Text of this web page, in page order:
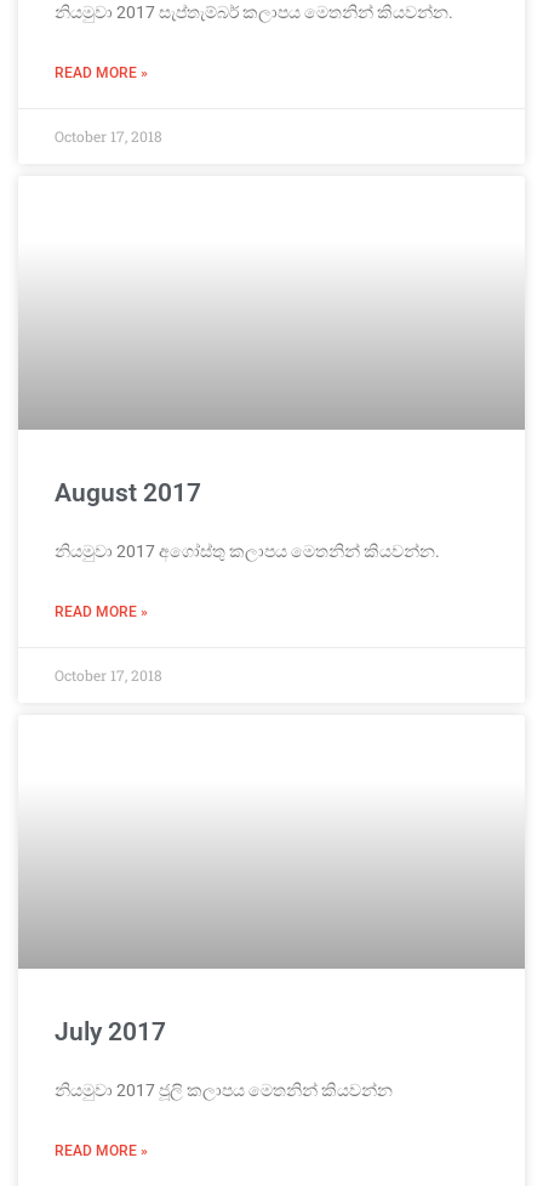
නියමුවා 2017 සැප්තැම්බර් කලාපය මෙතනින් කියවන්න.
READ MORE »
October 17, 2018
August 2017
නියමුවා 2017 අගෝස්තු කලාපය මෙතනින් කියවන්න.
READ MORE »
October 17, 2018
July 2017
නියමුවා 2017 ජූලි කලාපය මෙතනින් කියවන්න
READ MORE »